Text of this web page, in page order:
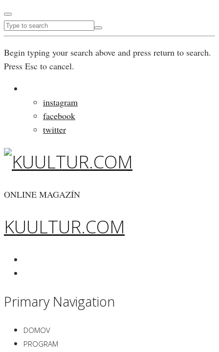
Begin typing your search above and press return to search.
Press Esc to cancel.
instagram
facebook
twitter
ONLINE MAGAZÍN
KUULTUR.COM
Primary Navigation
DOMOV
PROGRAM